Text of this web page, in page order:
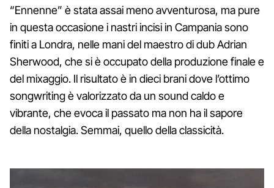
“Ennenne” è stata assai meno avventurosa, ma pure
in questa occasione i nastri incisi in Campania sono
finiti a Londra, nelle mani del maestro di dub Adrian
Sherwood, che si è occupato della produzione finale e
del mixaggio. Il risultato è in dieci brani dove l’ottimo
songwriting è valorizzato da un sound caldo e
vibrante, che evoca il passato ma non ha il sapore
della nostalgia. Semmai, quello della classicità.